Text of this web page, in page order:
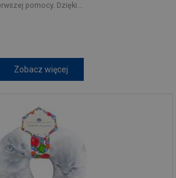
pomocy. Dzięki...
Zobacz więcej